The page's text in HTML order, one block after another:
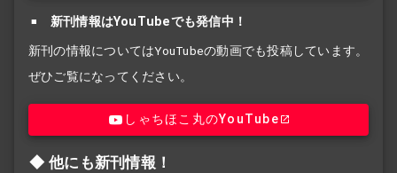
新刊情報はYouTubeでも発信中！
新刊の情報についてはYouTubeの動画でも投稿しています。
ぜひご覧になってください。
しゃちほこ丸のYouTube
他にも新刊情報！